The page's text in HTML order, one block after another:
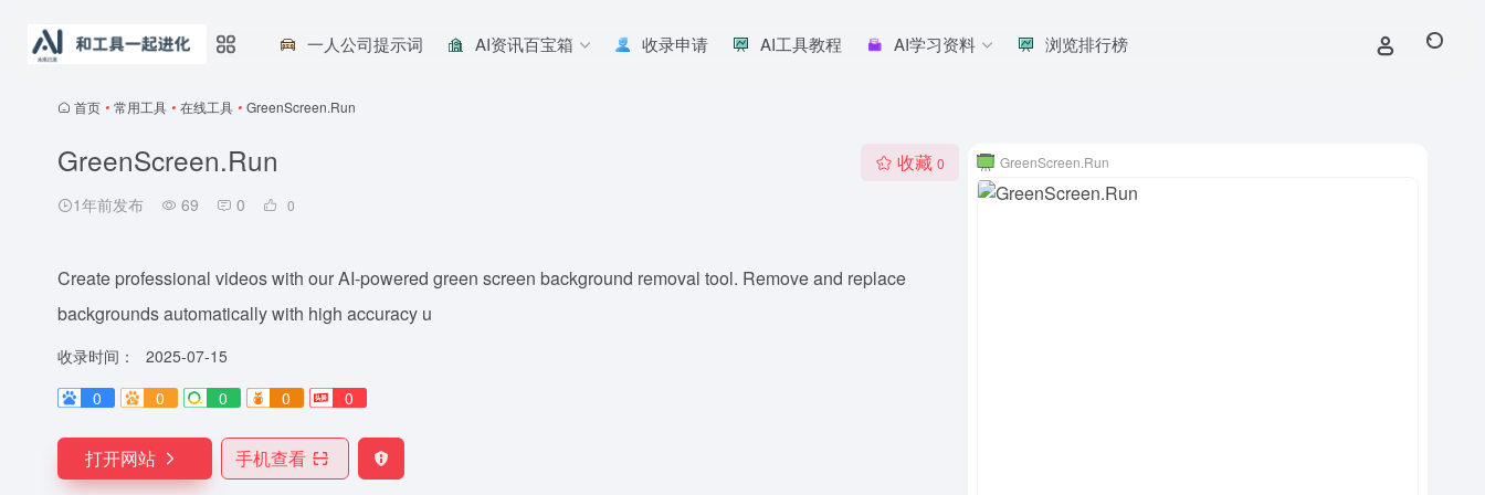
一人公司提示词 AI资讯百宝箱 收录申请 AI工具教程 AI学习资料 浏览排行榜
首页 • 常用工具 • 在线工具 • GreenScreen.Run
GreenScreen.Run
1年前发布 69 0 0
收藏 0
Create professional videos with our AI-powered green screen background removal tool. Remove and replace
backgrounds automatically with high accuracy u
收录时间：
2025-07-15
0
0 0 0 0
打开网站 手机查看
GreenScreen.Run